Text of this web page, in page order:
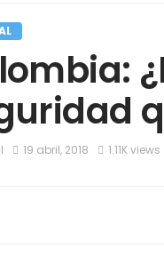
19 abril, 2018 1.11K views